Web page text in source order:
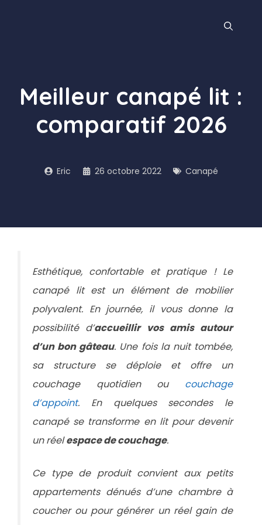
Meilleur canapé lit :
comparatif 2026
Eric 26 octobre 2022 Canapé
Esthétique, confortable et pratique ! Le
canapé lit est un élément de mobilier
polyvalent. En journée, il vous donne la
possibilité d’accueillir vos amis autour
d’un bon gâteau. Une fois la nuit tombée,
sa structure se déploie et offre un
couchage quotidien ou couchage
d’appoint. En quelques secondes le
canapé se transforme en lit pour devenir
un réelespace de couchage.
Ce type de produit convient aux petits
appartements dénués d’une chambre à
coucher ou pour générer un réel gain de